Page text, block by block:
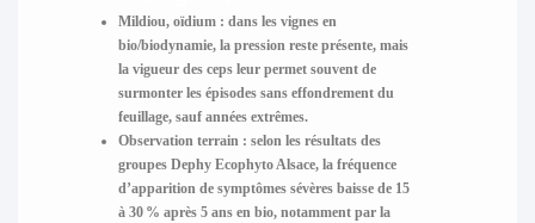
Mildiou, oïdium : dans les vignes en
bio/biodynamie, la pression reste présente, mais
la vigueur des ceps leur permet souvent de
surmonter les épisodes sans effondrement du
feuillage, sauf années extrêmes.
Observation terrain : selon les résultats des
groupes Dephy Ecophyto Alsace, la fréquence
d’apparition de symptômes sévères baisse de 15
à 30 % après 5 ans en bio, notamment par la